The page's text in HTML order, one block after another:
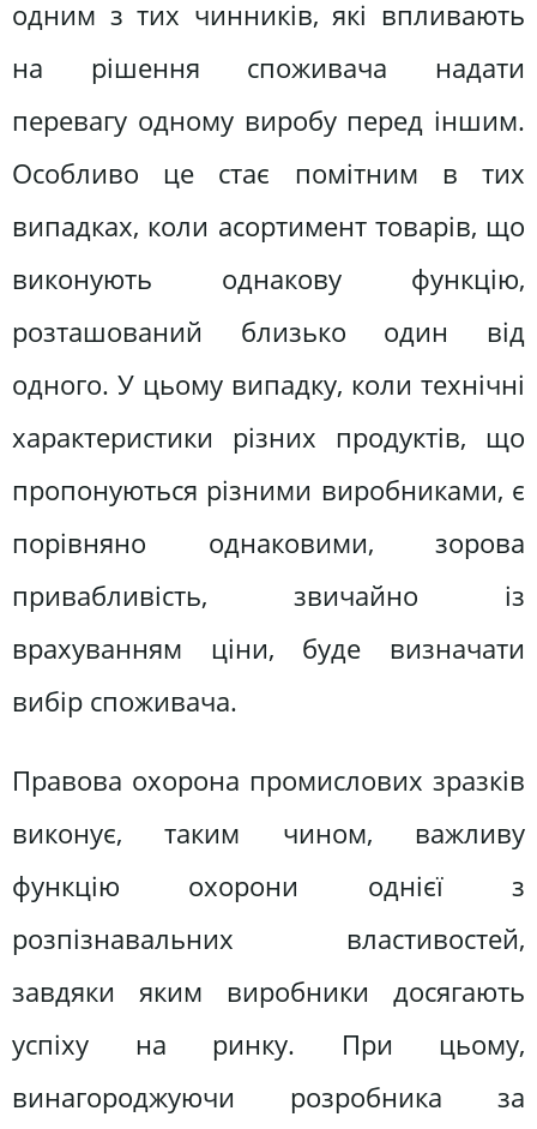
одним з тих чинників, які впливають
на рішення споживача надати
перевагу одному виробу перед іншим.
Особливо це стає помітним в тих
випадках, коли асортимент товарів, що
виконують однакову функцію,
розташований близько один від
одного. У цьому випадку, коли технічні
характеристики різних продуктів, що
пропонуються різними виробниками, є
порівняно однаковими, зорова
привабливість, звичайно із
врахуванням ціни, буде визначати
вибір споживача.
Правова охорона промислових зразків
виконує, таким чином, важливу
функцію охорони однієї з
розпізнавальних властивостей,
завдяки яким виробники досягають
успіху на ринку. При цьому,
винагороджуючи розробника за